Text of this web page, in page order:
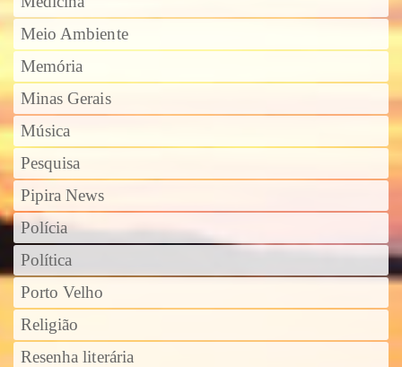
Meio Ambiente
Memória
Minas Gerais
Música
Pesquisa
Pipira News
Polícia
Política
Porto Velho
Religião
Resenha literária